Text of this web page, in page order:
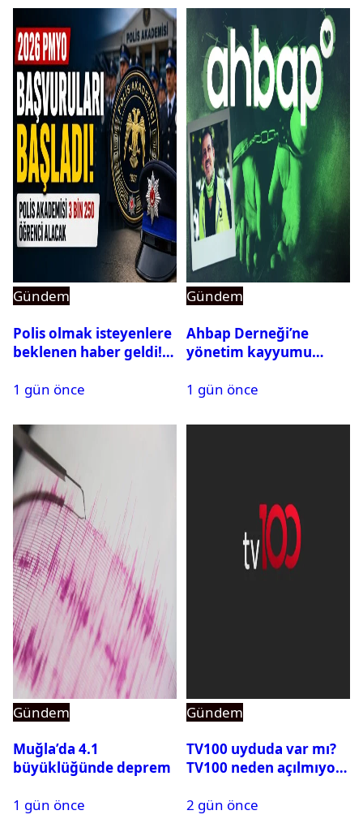
Gündem
Polis olmak isteyenlere
beklenen haber geldi!
1 gün önce
Gündem
Ahbap Derneği’ne
yönetim kayyumu
açıldı
1 gün önce
Gündem
Muğla’da 4.1
büyüklüğünde deprem
1 gün önce
Gündem
TV100 uyduda var mı?
TV100 neden açılmıyor?
2 gün önce